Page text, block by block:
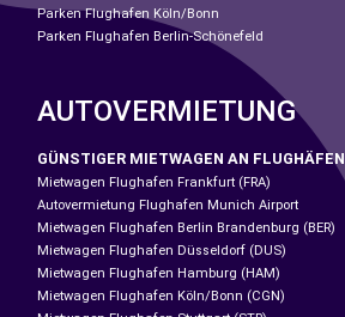
Parken Flughafen Köln/Bonn
Parken Flughafen Berlin-Schönefeld
AUTOVERMIETUNG
GÜNSTIGER MIETWAGEN AN FLUGHÄFEN
Mietwagen Flughafen Frankfurt (FRA)
Autovermietung Flughafen Munich Airport
Mietwagen Flughafen Berlin Brandenburg (BER)
Mietwagen Flughafen Düsseldorf (DUS)
Mietwagen Flughafen Hamburg (HAM)
Mietwagen Flughafen Köln/Bonn (CGN)